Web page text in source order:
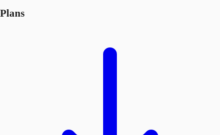
Plans